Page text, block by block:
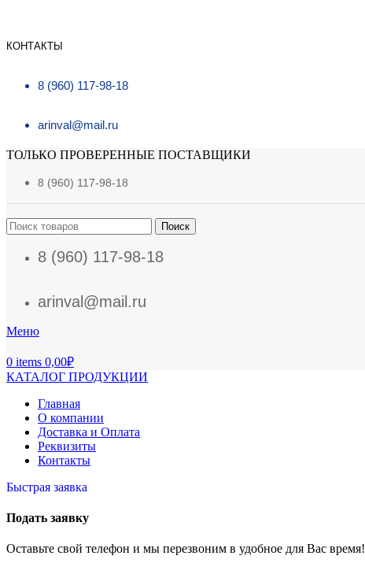
КОНТАКТЫ
8 (960) 117-98-18
arinval@mail.ru
ТОЛЬКО ПРОВЕРЕННЫЕ ПОСТАВЩИКИ
8 (960) 117-98-18
Поиск
8 (960) 117-98-18
arinval@mail.ru
Меню
0 items 0,00₽
КАТАЛОГ ПРОДУКЦИИ
Главная
О компании
Доставка и Оплата
Реквизиты
Контакты
Быстрая заявка
Подать заявку
Оставьте свой телефон и мы перезвоним в удобное для Вас время!